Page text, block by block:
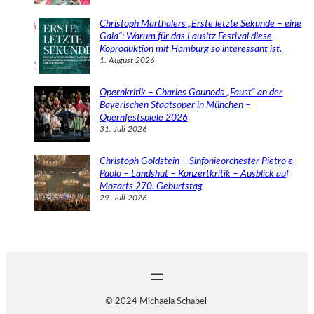
Christoph Marthalers „Erste letzte Sekunde – eine
Gala“: Warum für das Lausitz Festival diese
Koproduktion mit Hamburg so interessant ist.
1. August 2026
Opernkritik – Charles Gounods „Faust“ an der
Bayerischen Staatsoper in München –
Opernfestspiele 2026
31. Juli 2026
Christoph Goldstein – Sinfonieorchester Pietro e
Paolo – Landshut – Konzertkritik – Ausblick auf
Mozarts 270. Geburtstag
29. Juli 2026
© 2024 Michaela Schabel